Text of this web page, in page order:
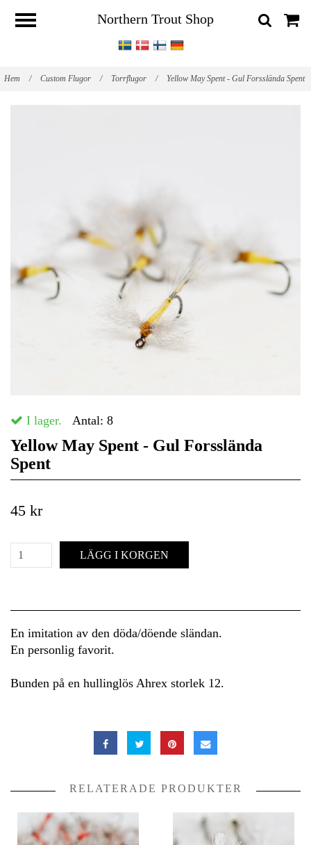
Northern Trout Shop
Hem / Custom Flugor / Torrflugor / Yellow May Spent - Gul Forsslända Spent
I lager. Antal: 8
Yellow May Spent - Gul Forsslända
Spent
45 kr
LÄGG I KORGEN
En imitation av den döda/döende sländan.
En personlig favorit.
Bunden på en hullinglös Ahrex storlek 12.
RELATERADE PRODUKTER